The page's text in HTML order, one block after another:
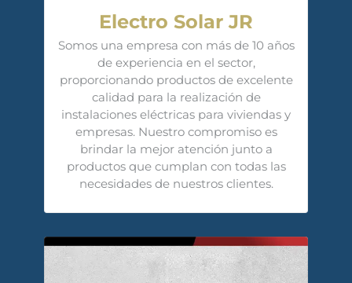
Electro Solar JR
Somos una empresa con más de 10 años
de experiencia en el sector,
proporcionando productos de excelente
calidad para la realización de
instalaciones eléctricas para viviendas y
empresas. Nuestro compromiso es
brindar la mejor atención junto a
productos que cumplan con todas las
necesidades de nuestros clientes.